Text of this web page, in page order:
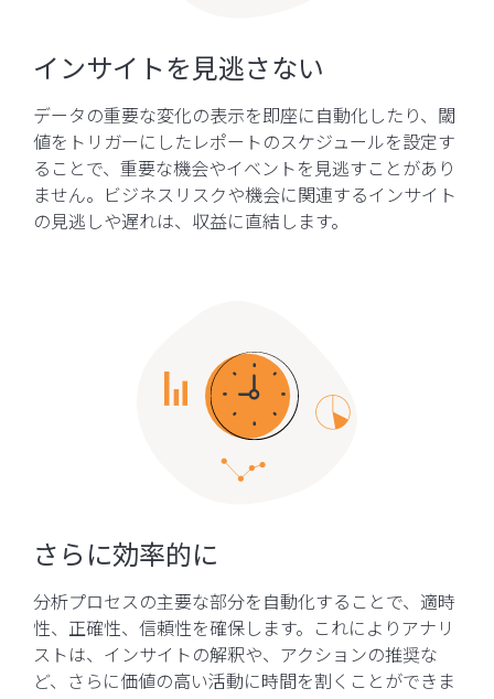
インサイトを見逃さない
データの重要な変化の表示を即座に自動化したり、閾
値をトリガーにしたレポートのスケジュールを設定す
ることで、重要な機会やイベントを見逃すことがあり
ません。ビジネスリスクや機会に関連するインサイト
の見逃しや遅れは、収益に直結します。
さらに効率的に
分析プロセスの主要な部分を自動化することで、適時
性、正確性、信頼性を確保します。これによりアナリ
ストは、インサイトの解釈や、アクションの推奨な
ど、さらに価値の高い活動に時間を割くことができま